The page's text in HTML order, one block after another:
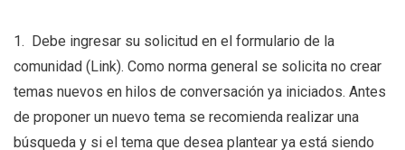
1. Debe ingresar su solicitud en el formulario de la
comunidad (Link). Como norma general se solicita no crear
temas nuevos en hilos de conversación ya iniciados. Antes
de proponer un nuevo tema se recomienda realizar una
búsqueda y si el tema que desea plantear ya está siendo